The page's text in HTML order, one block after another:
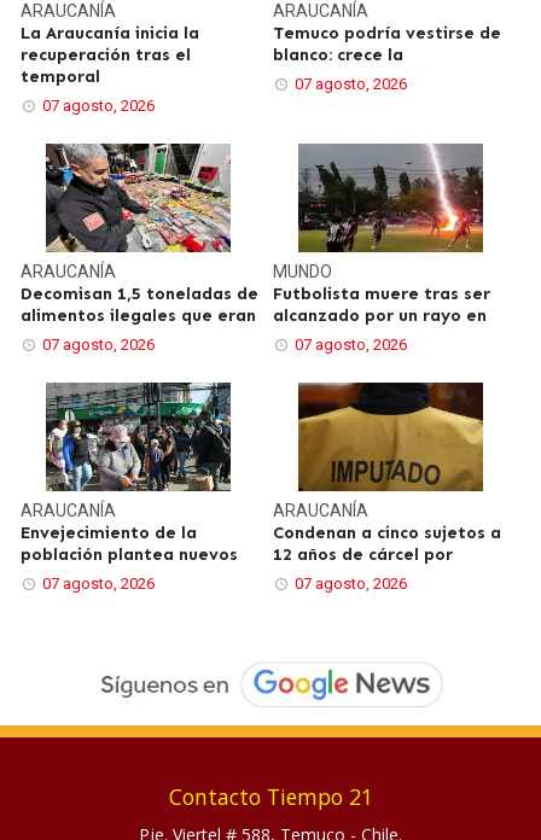
ARAUCANÍA
La Araucanía inicia la
recuperación tras el
temporal
07 agosto, 2026
ARAUCANÍA
Temuco podría vestirse de
blanco: crece la
07 agosto, 2026
ARAUCANÍA
Decomisan 1,5 toneladas de
alimentos ilegales que eran
07 agosto, 2026
MUNDO
Futbolista muere tras ser
alcanzado por un rayo en
07 agosto, 2026
ARAUCANÍA
Envejecimiento de la
población plantea nuevos
07 agosto, 2026
ARAUCANÍA
Condenan a cinco sujetos a
12 años de cárcel por
07 agosto, 2026
Contacto Tiempo 21
Pje. Viertel # 588, Temuco - Chile.